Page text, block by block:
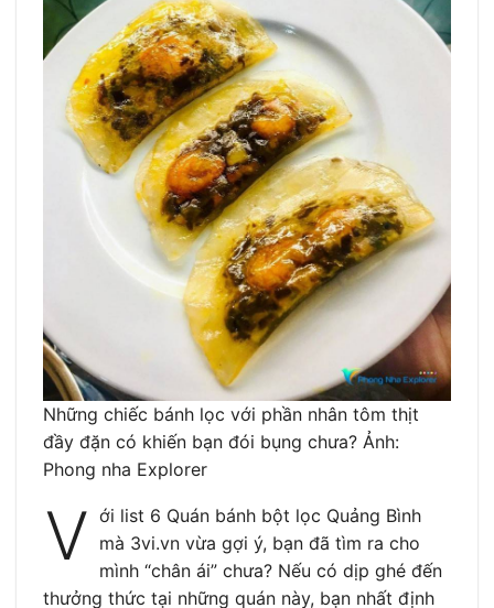
Những chiếc bánh lọc với phần nhân tôm thịt
đầy đặn có khiến bạn đói bụng chưa? Ảnh:
Phong nha Explorer
V ới list 6 Quán bánh bột lọc Quảng Bình
mà 3vi.vn vừa gợi ý, bạn đã tìm ra cho
mình “chân ái” chưa? Nếu có dịp ghé đến
thưởng thức tại những quán này, bạn nhất định